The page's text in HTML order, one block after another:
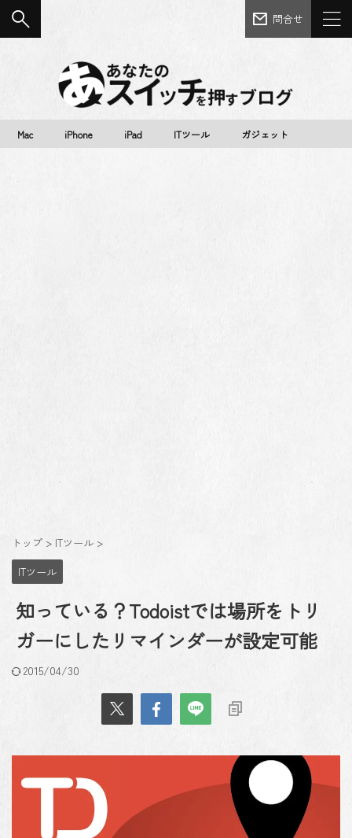
問合せ
Mac iPhone iPad ITツール ガジェット
トップ > ITツール >
ITツール
知っている？Todoistでは場所をトリ
ガーにしたリマインダーが設定可能
2015/04/30